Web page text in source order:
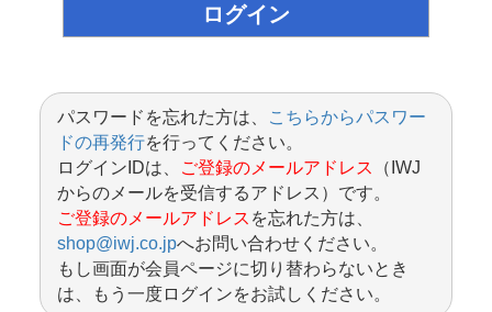
パスワードを忘れた方は、
こちらからパスワー
ドの再発行を行ってください。
ログインIDは、
ご登録のメールアドレス
（IWJ
からのメールを受信するアドレス）です。
ご登録のメールアドレス を忘れた方は、
shop@iwj.co.jpへお問い合わせください。
もし画面が会員ページに切り替わらないとき
は、もう一度ログインをお試しください。